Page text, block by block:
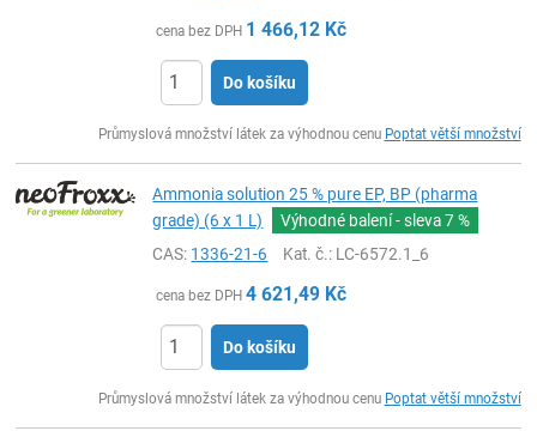
cena bez DPH 1 466,12 Kč
Do košíku
Průmyslová množství látek za výhodnou cenu Poptat větší množství
Ammonia solution 25 % pure EP, BP (pharma
grade) (6 x 1 L)
Výhodné balení - sleva7 %
CAS: 1336-21-6 Kat. č.: LC-6572.1_6
cena bez DPH 4 621,49 Kč
Do košíku
Průmyslová množství látek za výhodnou cenu Poptat větší množství